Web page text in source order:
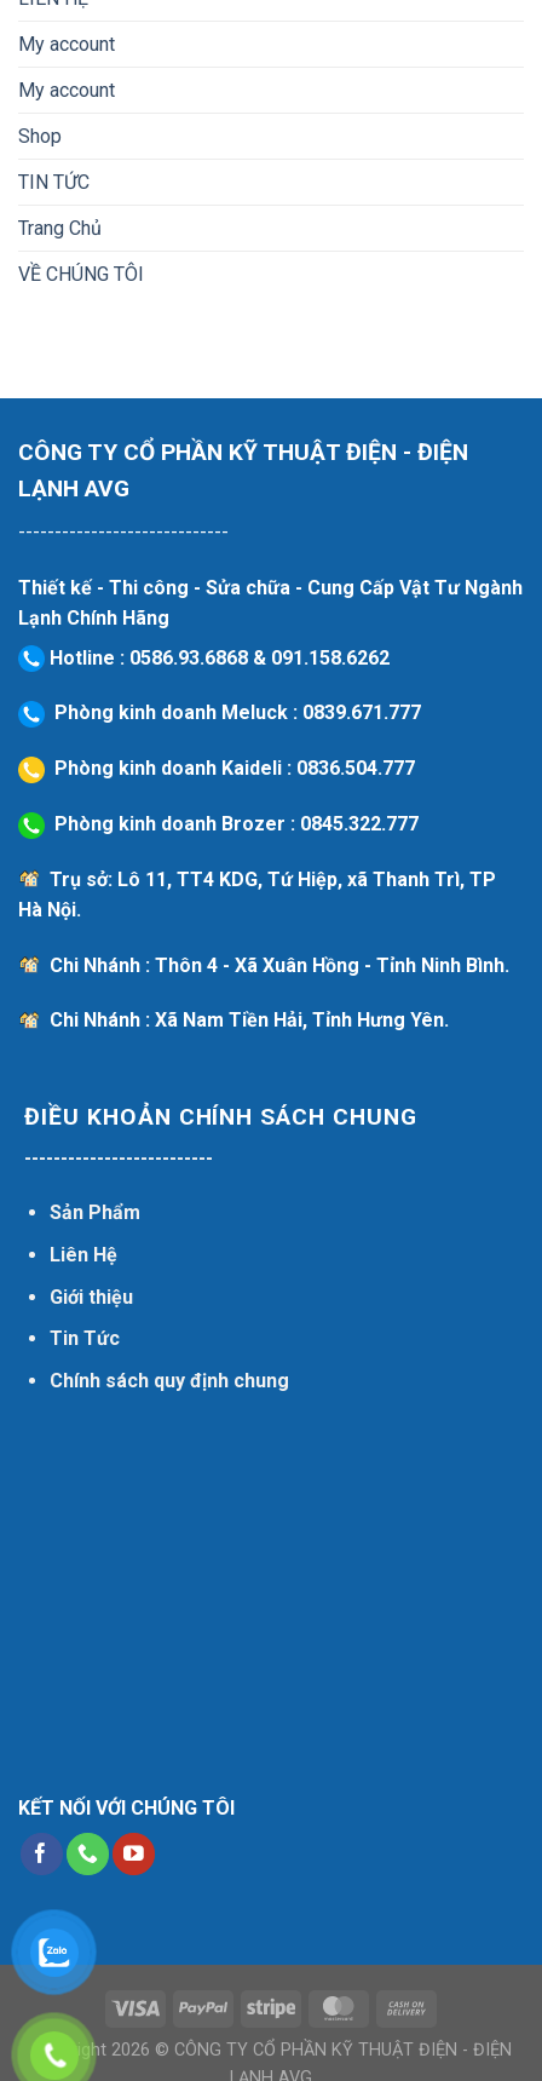
My account
My account
Shop
TIN TỨC
Trang Chủ
VỀ CHÚNG TÔI
CÔNG TY CỔ PHẦN KỸ THUẬT ĐIỆN - ĐIỆN
LẠNH AVG
-----------------------------
Thiết kế - Thi công - Sửa chữa - Cung Cấp Vật Tư Ngành
Lạnh Chính Hãng
Hotline : 0586.93.6868 & 091.158.6262
Phòng kinh doanh Meluck : 0839.671.777
Phòng kinh doanh Kaideli : 0836.504.777
Phòng kinh doanh Brozer : 0845.322.777
Trụ sở: Lô 11, TT4 KDG, Tứ Hiệp, xã Thanh Trì, TP
Hà Nội.
Chi Nhánh : Thôn 4 - Xã Xuân Hồng - Tỉnh Ninh Bình.
Chi Nhánh : Xã Nam Tiền Hải, Tỉnh Hưng Yên.
ĐIỀU KHOẢN CHÍNH SÁCH CHUNG
--------------------------
Sản Phẩm
Liên Hệ
Giới thiệu
Tin Tức
Chính sách quy định chung
KẾT NỐI VỚI CHÚNG TÔI
Copyright 2026 © CÔNG TY CỔ PHẦN KỸ THUẬT ĐIỆN - ĐIỆN